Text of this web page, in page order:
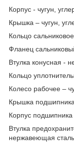
Корпус - чугун,
Крышка – чугун,
Кольцо
Фланец
Втулка конусная -
Кольцо
Колесо рабочее –
Крышка подшипника
Корпус подшипника
Втулка
нержавеющая сталь